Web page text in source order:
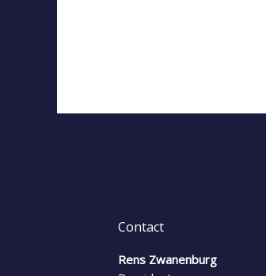
Contact
Rens Zwanenburg